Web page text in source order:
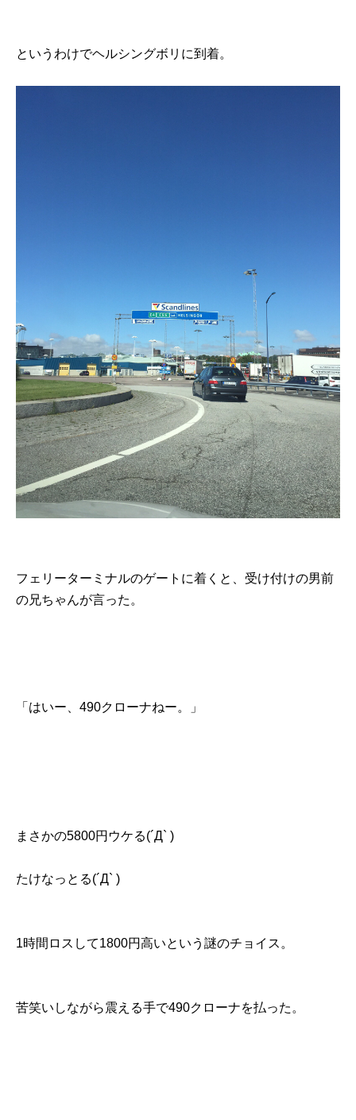
というわけでヘルシングボリに到着。
フェリーターミナルのゲートに着くと、受け付けの男前
の兄ちゃんが言った。
「はいー、490クローナねー。」
まさかの5800円ウケる(´Д` )
たけなっとる(´Д` )
1時間ロスして1800円高いという謎のチョイス。
苦笑いしながら震える手で490クローナを払った。